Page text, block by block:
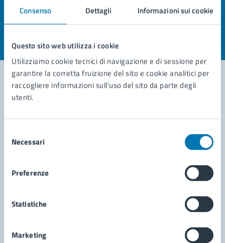
Consenso Dettagli Informazioni sui cookie
Questo sito web utilizza i cookie
Utilizziamo cookie tecnici di navigazione e di sessione per
garantire la corretta fruizione del sito e cookie analitici per
raccogliere informazioni sull'uso del sito da parte degli
utenti.
delNecessari
Preferenze
Statistiche
Marketing
pagina?
Valuta 5 stelle su 5
Valuta 4 stelle su 5
Valuta 3 stelle su 5
Valuta 2 stelle su 5
Valuta 1 stelle su 5
Contatta il comune
Richiedi assistenza
Segnala disservizio